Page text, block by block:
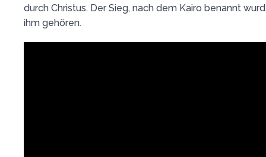
durch Christus. Der Sieg, nach dem Kairo benannt
ihm gehören.